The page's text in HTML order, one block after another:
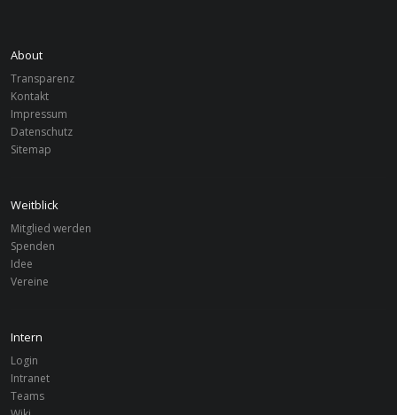
About
Transparenz
Kontakt
Impressum
Datenschutz
Sitemap
Weitblick
Mitglied werden
Spenden
Idee
Vereine
Intern
Login
Intranet
Teams